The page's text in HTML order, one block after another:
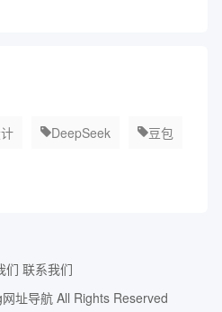
DeepSeek 豆包
们 联系我们
址导航All Rights Reserved